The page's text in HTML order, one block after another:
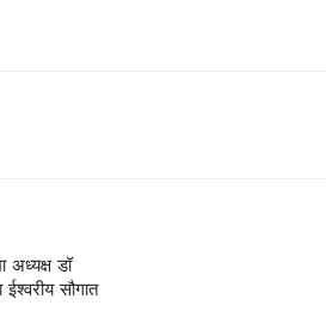
अध्यक्ष डॉ
सौगात